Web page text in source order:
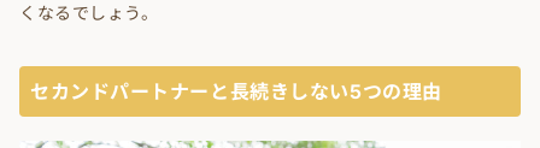
くなるでしょう。
セカンドパートナーと長続きしない5つの理由